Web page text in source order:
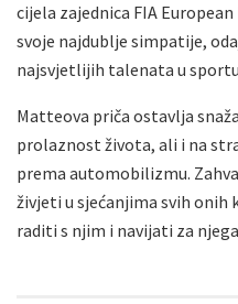
cijela zajednica FIA
svoje najdublje simpatije,
najsvjetlijih talenata u
Matteova priča ostavlja
prolaznost života, ali i na
prema automobilizmu.
živjeti u sjećanjima svih
raditi s njim i navijati za